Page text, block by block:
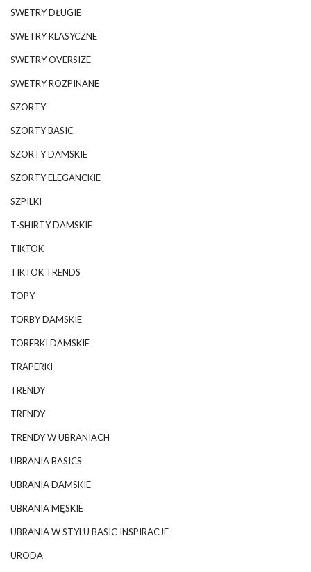
SWETRY DŁUGIE
SWETRY KLASYCZNE
SWETRY OVERSIZE
SWETRY ROZPINANE
SZORTY
SZORTY BASIC
SZORTY DAMSKIE
SZORTY ELEGANCKIE
SZPILKI
T-SHIRTY DAMSKIE
TIKTOK
TIKTOK TRENDS
TOPY
TORBY DAMSKIE
TOREBKI DAMSKIE
TRAPERKI
TRENDY
TRENDY
TRENDY W UBRANIACH
UBRANIA BASICS
UBRANIA DAMSKIE
UBRANIA MĘSKIE
UBRANIA W STYLU BASIC INSPIRACJE
URODA